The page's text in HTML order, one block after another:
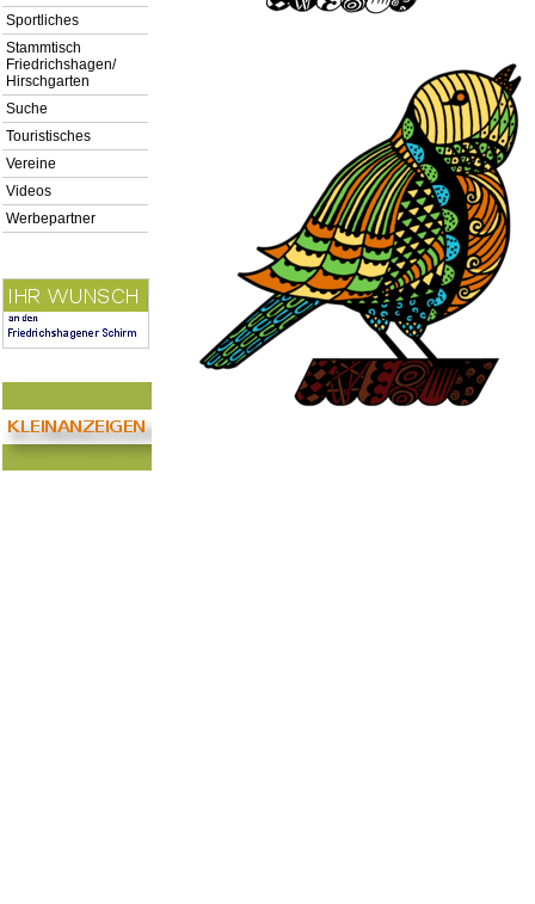
Sportliches
Stammtisch
Friedrichshagen/
Hirschgarten
Suche
Touristisches
Vereine
Videos
Werbepartner